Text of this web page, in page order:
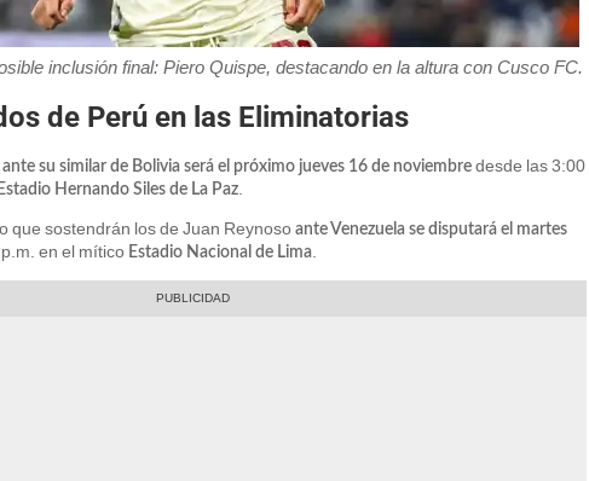
inclusión final: Piero Quispe, destacando en la altura con Cusco FC.
de Perú en las Eliminatorias
su similar de Bolivia será el próximo jueves 16 de noviembre desde las 3:00
Estadio Hernando Siles de La Paz.
que sostendrán los de Juan Reynoso ante Venezuela se disputará el martes
en el mítico Estadio Nacional de Lima.